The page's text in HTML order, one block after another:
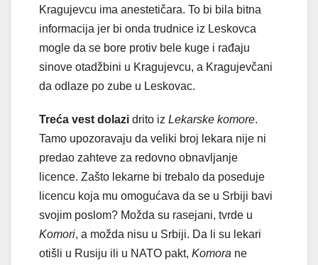
Kragujevcu ima anestetičara. To bi bila bitna
informacija jer bi onda trudnice iz Leskovca
mogle da se bore protiv bele kuge i rađaju
sinove otadžbini u Kragujevcu, a Kragujevčani
da odlaze po zube u Leskovac.
Treća vest dolazi drito iz Lekarske komore.
Tamo upozoravaju da veliki broj lekara nije ni
predao zahteve za redovno obnavljanje
licence. Zašto lekarne bi trebalo da poseduje
licencu koja mu omogućava da se u Srbiji bavi
svojim poslom? Možda su rasejani, tvrde u
Komori, a možda nisu u Srbiji. Da li su lekari
otišli u Rusiju ili u NATO pakt, Komora ne